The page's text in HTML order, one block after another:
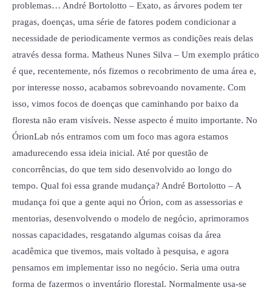
problemas… André Bortolotto – Exato, as árvores podem ter
pragas, doenças, uma série de fatores podem condicionar a
necessidade de periodicamente vermos as condições reais delas
através dessa forma. Matheus Nunes Silva – Um exemplo prático
é que, recentemente, nós fizemos o recobrimento de uma área e,
por interesse nosso, acabamos sobrevoando novamente. Com
isso, vimos focos de doenças que caminhando por baixo da
floresta não eram visíveis. Nesse aspecto é muito importante. No
ÓrionLab nós entramos com um foco mas agora estamos
amadurecendo essa ideia inicial. Até por questão de
concorrências, do que tem sido desenvolvido ao longo do
tempo. Qual foi essa grande mudança? André Bortolotto – A
mudança foi que a gente aqui no Órion, com as assessorias e
mentorias, desenvolvendo o modelo de negócio, aprimoramos
nossas capacidades, resgatando algumas coisas da área
acadêmica que tivemos, mais voltado à pesquisa, e agora
pensamos em implementar isso no negócio. Seria uma outra
forma de fazermos o inventário florestal. Normalmente usa-se